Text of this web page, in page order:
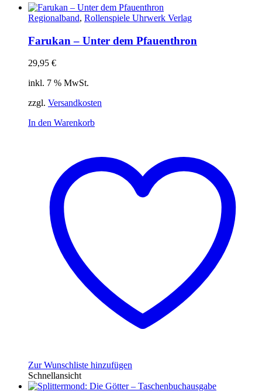
Regionalband, Rollenspiele Uhrwerk Verlag
Farukan – Unter dem Pfauenthron
29,95 €
inkl. 7 % MwSt.
zzgl. Versandkosten
In den Warenkorb
Zur Wunschliste hinzufügen
Schnellansicht